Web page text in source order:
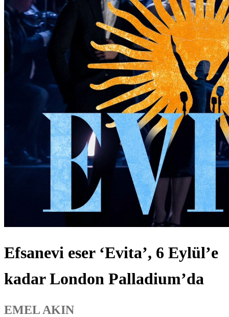
Efsanevi eser ‘Evita’, 6 Eylül’e
kadar London Palladium’da
EMEL AKIN